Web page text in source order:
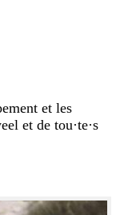
et les
et de tou·te·s